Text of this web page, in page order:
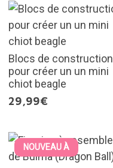
Blocs de construction
pour créer un un mini
chiot beagle
29,99€
NOUVEAU À